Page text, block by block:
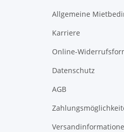
Allgemeine
Karriere
Online-
Datenschutz
AGB